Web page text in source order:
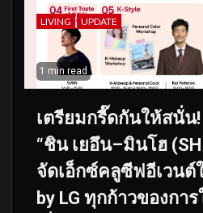
LIVING UPDATE
1 min read
เตรียมกรี๊ดกันให้สนั่น
“ชิน เยอึน–มินโฮ
จัดเอ็กซ์คลูซีฟอีเวนต์ใ
by LG ทุกก้าวของกา